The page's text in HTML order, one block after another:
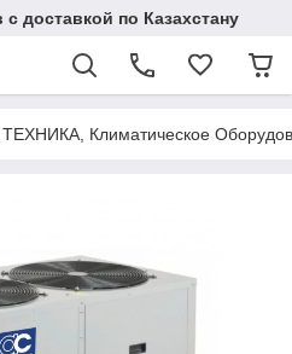
доставкой по Казахстану
ТЕХНИКА, Климатическое